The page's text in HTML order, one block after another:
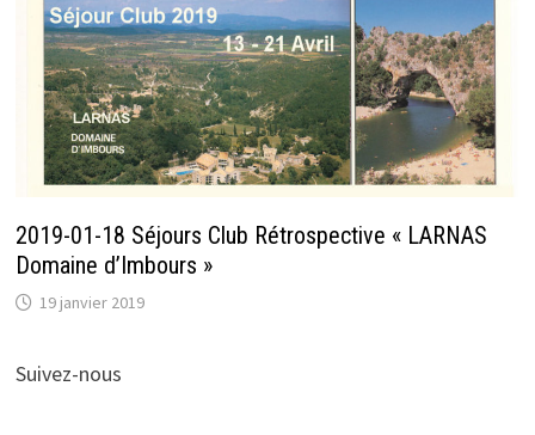
2019-01-18 Séjours Club Rétrospective « LARNAS
Domaine d’Imbours »
19 janvier 2019
Suivez-nous